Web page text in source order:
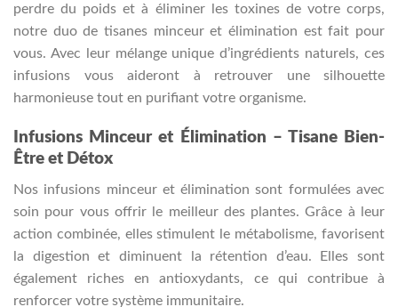
perdre du poids et à éliminer les toxines de votre corps,
notre duo de tisanes minceur et élimination est fait pour
vous. Avec leur mélange unique d’ingrédients naturels, ces
infusions vous aideront à retrouver une silhouette
harmonieuse tout en purifiant votre organisme.
Infusions Minceur et Élimination – Tisane Bien-
Être et Détox
Nos infusions minceur et élimination sont formulées avec
soin pour vous offrir le meilleur des plantes. Grâce à leur
action combinée, elles stimulent le métabolisme, favorisent
la digestion et diminuent la rétention d’eau. Elles sont
également riches en antioxydants, ce qui contribue à
renforcer votre système immunitaire.